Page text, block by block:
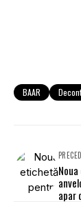
BAAR
apar